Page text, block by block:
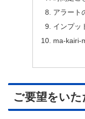
アラート
インプッ
ma-kairi-
ご要望をい